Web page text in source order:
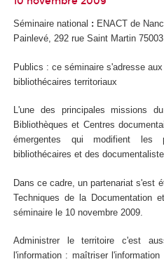
Séminaire national : ENACT de
Painlevé, 292 rue Saint Martin
Publics : ce séminaire s'adresse
bibliothécaires territoriaux
L'une des principales missions
Bibliothèques et Centres
émergentes qui modifient les
bibliothécaires et des
Dans ce cadre, un partenariat s'est
Techniques de la Documentation
séminaire le 10 novembre 2009.
Administrer le territoire c'est
l'information : maîtriser